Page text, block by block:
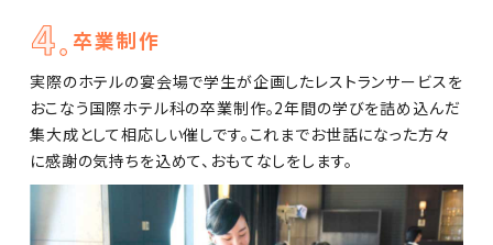
卒業制作
実際のホテルの宴会場で学生が企画したレストランサービスを
おこなう国際ホテル科の卒業制作。2年間の学びを詰め込んだ
集大成として相応しい催しです。これまでお世話になった方々
に感謝の気持ちを込めて、おもてなしをします。